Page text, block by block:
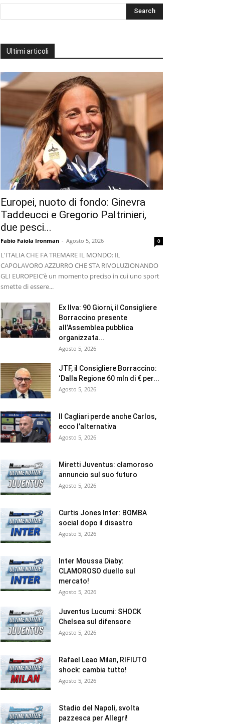
Ultimi articoli
Europei, nuoto di fondo: Ginevra
Taddeucci e Gregorio Paltrinieri,
due pesci...
Fabio Faiola Ironman - Agosto 5, 2026 0
L'ITALIA CHE FA TREMARE IL MONDO: IL
CAPOLAVORO AZZURRO CHE STA RIVOLUZIONANDO
GLI EUROPEI ​C’è un momento preciso in cui uno sport
smette di essere...
Ex Ilva: 90 Giorni, il Consigliere
Borraccino presente
all’Assemblea pubblica
organizzata...
Agosto 5, 2026
JTF, il Consigliere Borraccino:
‘Dalla Regione 60 mln di € per...
Agosto 5, 2026
Il Cagliari perde anche Carlos,
ecco l’alternativa
Agosto 5, 2026
Miretti Juventus: clamoroso
annuncio sul suo futuro
Agosto 5, 2026
Curtis Jones Inter: BOMBA
social dopo il disastro
Agosto 5, 2026
Inter Moussa Diaby:
CLAMOROSO duello sul
mercato!
Agosto 5, 2026
Juventus Lucumi: SHOCK
Chelsea sul difensore
Agosto 5, 2026
Rafael Leao Milan, RIFIUTO
shock: cambia tutto!
Agosto 5, 2026
Stadio del Napoli, svolta
pazzesca per Allegri!